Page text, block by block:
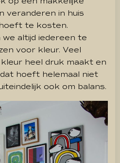
veranderen in huis
te kosten.
altijd iedereen te
voor kleur. Veel
heel druk maakt en
hoeft helemaal niet
ook om balans.